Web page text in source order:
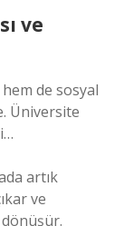
ve
de sosyal
Üniversite
artık
ve